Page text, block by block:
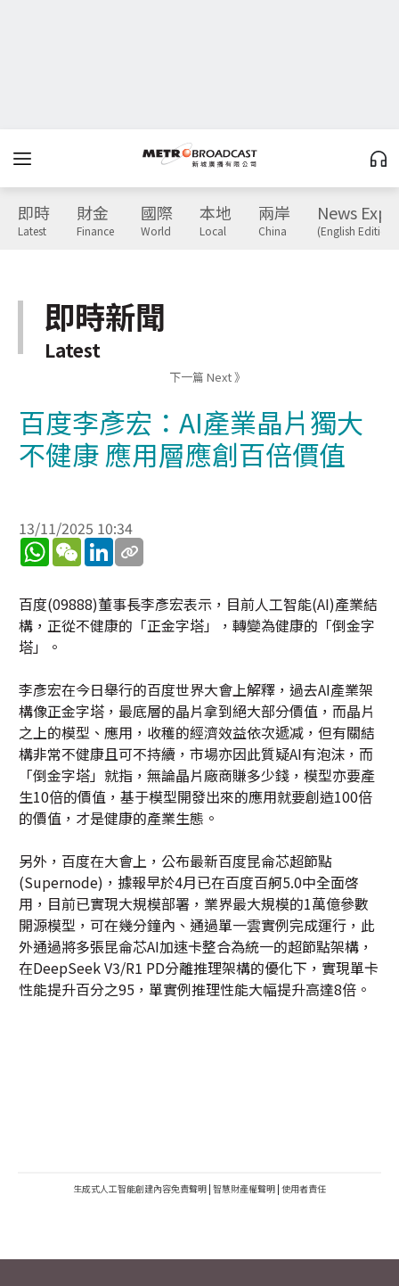
即時
Latest
財金
Finance
國際
World
本地
Local
兩岸
China
News
(English Edition)
即時新聞
Latest
下一篇 Next 》
百度李彥宏：AI產業晶片獨大
不健康 應用層應創百倍價值
13/11/2025 10:34
WhatsApp
WeChatLinkedIn
百度(09888)董事長李彥宏表示，目前人工智能(AI)產業結
構，正從不健康的「正金字塔」，轉變為健康的「倒金字
塔」。
李彥宏在今日舉行的百度世界大會上解釋，過去AI產業架
構像正金字塔，最底層的晶片拿到絕大部分價值，而晶片
之上的模型、應用，收穫的經濟效益依次遞减，但有關結
構非常不健康且可不持續，市場亦因此質疑AI有泡沫，而
「倒金字塔」就指，無論晶片廠商賺多少錢，模型亦要產
生10倍的價值，基于模型開發出來的應用就要創造100倍
的價值，才是健康的產業生態。
另外，百度在大會上，公布最新百度昆侖芯超節點
(Supernode)，據報早於4月已在百度百舸5.0中全面啓
用，目前已實現大規模部署，業界最大規模的1萬億參數
開源模型，可在幾分鐘內、通過單一雲實例完成運行，此
外通過將多張昆侖芯AI加速卡整合為統一的超節點架構，
在DeepSeek V3/R1 PD分離推理架構的優化下，實現單卡
性能提升百分之95，單實例推理性能大幅提升高達8倍。
生成式人工智能創建內容免責聲明 | 智慧財產權聲明 | 使用者責任